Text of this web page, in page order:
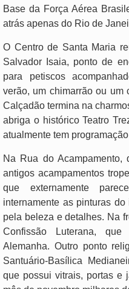
Base da Força Aérea
atrás apenas do Rio de
O Centro de Santa Maria
Salvador Isaia, ponto de
para petiscos
verão, um chimarrão ou um
Calçadão termina na
abriga o histórico Teatro
atualmente tem
Na Rua do
antigos acampamentos
que externamente
internamente as pinturas
pela beleza e detalhes. Na
Confissão Luterana,
Alemanha. Outro ponto
Santuário-Basílica
que possui vitrais, portas e